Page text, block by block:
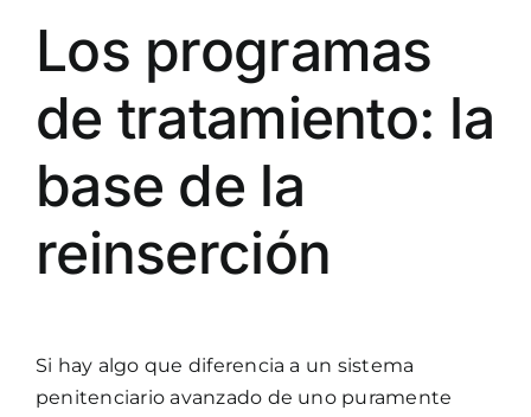
Los programas
de tratamiento: la
base de la
reinserción
Si hay algo que diferencia a un sistema
penitenciario avanzado de uno puramente